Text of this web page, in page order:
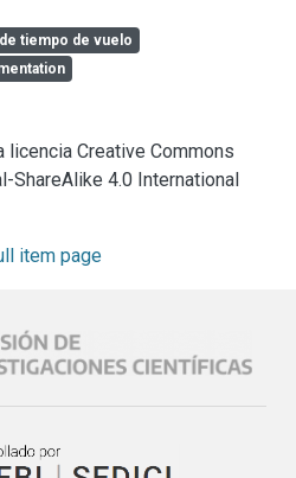
En este artículo se presenta
espectral, que combina la
rango y las orientaciones de
mejorar los resultados de la
obtenidos suponen una
entre todas las fuentes de
Se utilizan técnicas de
regularizado para obtener
de acuerdo a todas
de información presenta
resultantes.
tiempo de vuelo
licencia Creative Commons
ShareAlike 4.0 International
item page